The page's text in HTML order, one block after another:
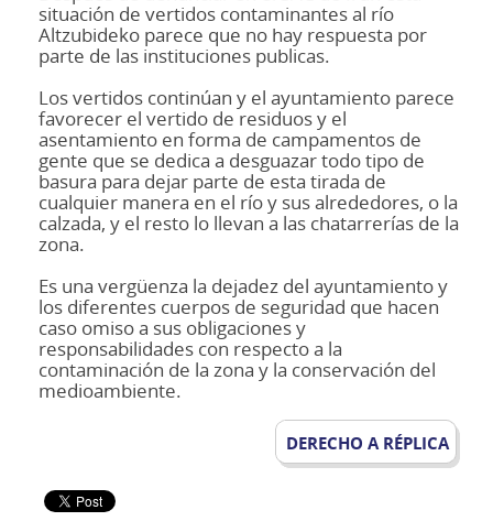
situación de vertidos contaminantes al río
Altzubideko parece que no hay respuesta por
parte de las instituciones publicas.
Los vertidos continúan y el ayuntamiento parece
favorecer el vertido de residuos y el
asentamiento en forma de campamentos de
gente que se dedica a desguazar todo tipo de
basura para dejar parte de esta tirada de
cualquier manera en el río y sus alrededores, o la
calzada, y el resto lo llevan a las chatarrerías de la
zona.
Es una vergüenza la dejadez del ayuntamiento y
los diferentes cuerpos de seguridad que hacen
caso omiso a sus obligaciones y
responsabilidades con respecto a la
contaminación de la zona y la conservación del
medioambiente.
DERECHO A RÉPLICA